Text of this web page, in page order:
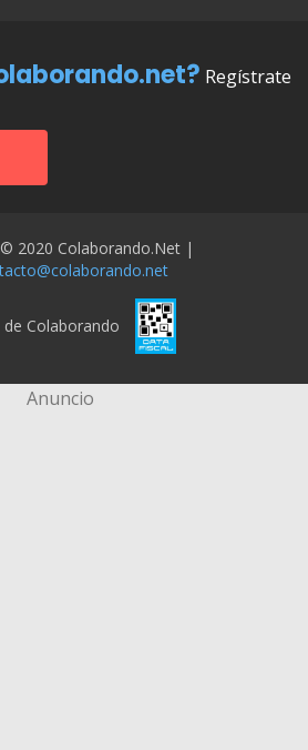
Regístrate
2020 Colaborando.net |
de Colaborando
Anuncio